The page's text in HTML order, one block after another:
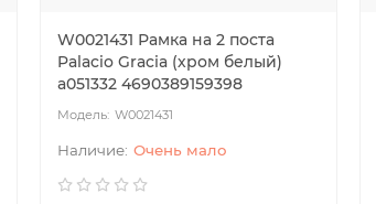
W0021431 Рамка на 2 поста
Palacio Gracia (хром белый)
a051332 4690389159398
W0021431
Очень мало